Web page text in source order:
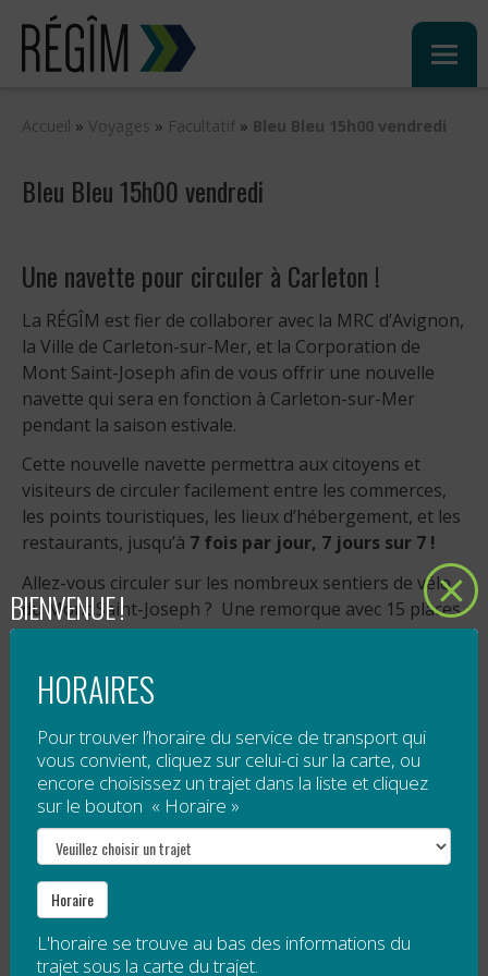
Sauter
contenu
Accueil » Voyages » Facultatif » Bleu Bleu 15h00 vendredi
Bleu Bleu 15h00 vendredi
Une navette pour circuler à Carleton !
La RÉGÎM est fier de collaborer avec la MRC d’Avignon,
la Ville de Carleton-sur-Mer, et la Corporation de
Mont Saint-Joseph afin de vous offrir une nouvelle
navette qui sera en fonction à Carleton-sur-Mer
pendant la saison estivale.
Cette nouvelle navette permettra aux citoyens et
visiteurs de circuler facilement entre les commerces,
les points touristiques, les lieux d’hébergement, et les
restaurants, jusqu’à 7 fois par jour, 7 jours sur 7 !
Allez-vous circuler sur les nombreux sentiers de vélo
du Mont Saint-Joseph ? Une remorque avec 15 places
pour les vélos est disponible.
Tarification
Saint-Joseph;
payer ce que vous payer pour toute autre
destination (contribution volontaire).
Veuillez noter qu’un droit d’accès est obligatoire pour
le sommet de Mont Saint-Joseph. Ce droit d’accès
n’est pas compris dans le tarif de la navette.
Horaire spécial — Festival Bleu Bleu
BIENVENUE !
HORAIRES
Pour trouver l’horaire du service de transport qui
vous convient, cliquez sur celui-ci sur la carte, ou
encore choisissez un trajet dans la liste et cliquez
sur le bouton « Horaire »
Horaire
L'horaire se trouve au bas des informations du
trajet sous la carte du trajet.